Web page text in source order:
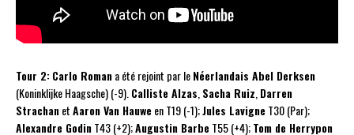
Tour 2:Carlo Romana été rejoint par leNéerlandais Abel Derksen
(Koninklijke Haagsche) (-9).Calliste Alzas,Sacha Ruiz,Darren
StrachanetAaron Van Hauween T19 (-1);Jules LavigneT30 (Par);
Alexandre GodinT43 (+2);Augustin BarbeT55 (+4);Tom de Herrypon